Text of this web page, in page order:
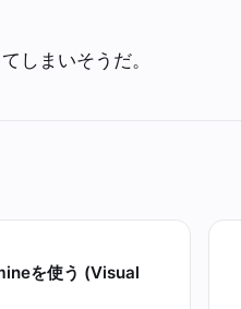
しまいそうだ。
を使う (Visual